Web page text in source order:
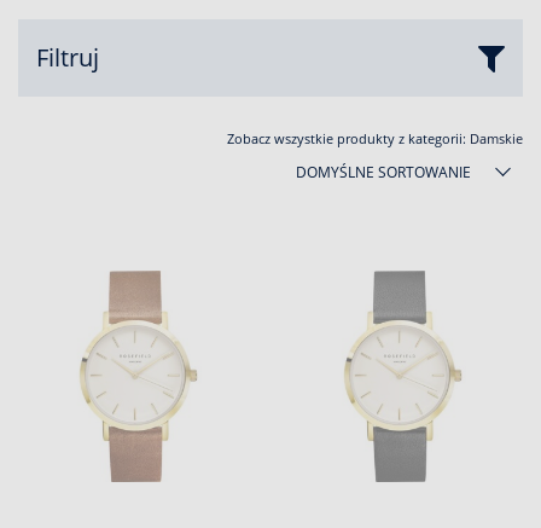
Filtruj
Zobacz wszystkie produkty z kategorii: Damskie
DOMYŚLNE SORTOWANIE